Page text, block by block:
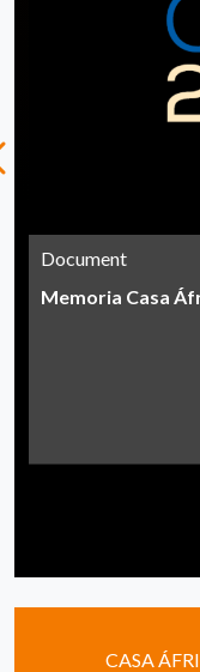
Document
Memoria Casa
CASA